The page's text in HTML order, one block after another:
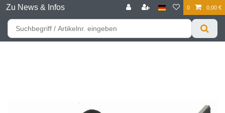
Zu News & Infos 0 0,00 €
Für bessere Preise HIER registrieren!